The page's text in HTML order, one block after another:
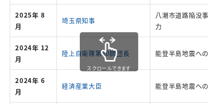
2025年 8
月
埼玉県知事
八潮市道路陥没事故
力
2024年 12
月
陸上自衛隊第10師団長 能登半島地震への協
2024年 6
月
経済産業大臣 能登半島地震への貢
スクロールできます